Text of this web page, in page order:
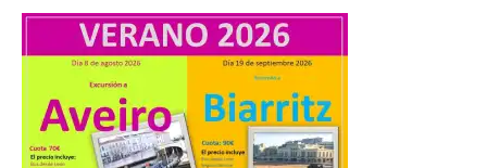
Food trucks y música en
Valencia de Don Juan en
una nueva edición de
Castle Food 2026
7 Ago 2026